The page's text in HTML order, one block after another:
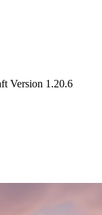
Version 1.20.6